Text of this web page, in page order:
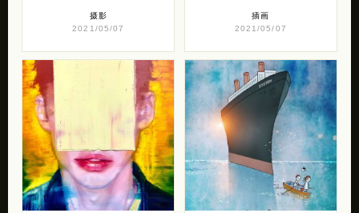
摄影
2021/05/07
插画
2021/05/07